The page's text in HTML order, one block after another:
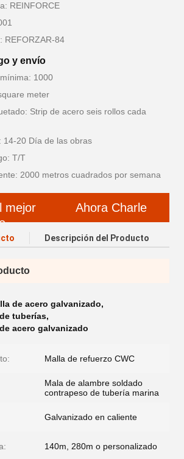
REINFORCE
REFORZAR-84
y envío
1000
meter
Strip de acero seis rollos cada
14-20 Día de las obras
T/T
2000 metros cuadrados por semana
mejor
Ahora Charle
Descripción del Producto
de acero galvanizado,
tuberías,
acero galvanizado
Malla de refuerzo CWC
Mala de alambre soldado
contrapeso de tubería marina
Galvanizado en caliente
140m, 280m o personalizado